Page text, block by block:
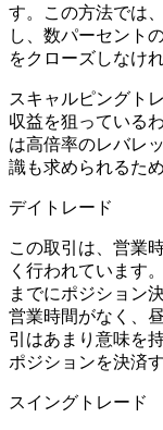
す。この方法では
し、数パーセント
をクローズしなけ
スキャルピングト
収益を狙っている
は高倍率のレバレ
識も求められるた
デイトレード
この取引は、営業
く行われています
までにポジション
営業時間がなく、
引はあまり意味を
ポジションを決済
スイングトレード